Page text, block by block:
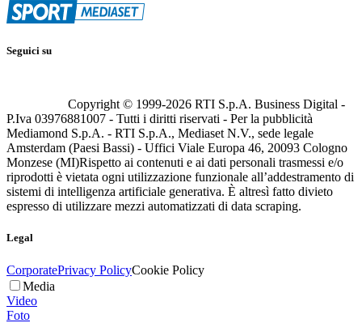
Seguici su
Copyright © 1999-2026 RTI S.p.A. Business Digital -
P.Iva 03976881007 - Tutti i diritti riservati - Per la pubblicità
Mediamond S.p.A. - RTI S.p.A., Mediaset N.V., sede legale
Amsterdam (Paesi Bassi) - Uffici Viale Europa 46, 20093 Cologno
Monzese (MI)Rispetto ai contenuti e ai dati personali trasmessi e/o
riprodotti è vietata ogni utilizzazione funzionale all’addestramento di
sistemi di intelligenza artificiale generativa. È altresì fatto divieto
espresso di utilizzare mezzi automatizzati di data scraping.
Legal
CorporatePrivacy PolicyCookie Policy
Media
Video
Foto